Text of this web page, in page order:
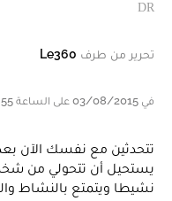
DR
تحرير من طرف Le360
في 03/08/2015 على الساعة 15:55
تتحدثين مع نفسك الآن بعد
يستحيل أن تتحولي من
نشيطا ويتمتع بالنشاط